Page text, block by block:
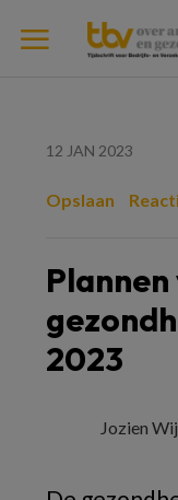
12 JAN 2023
Opslaan
2023
Jozien